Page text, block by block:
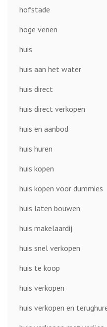
hofstade
hoge venen
huis
huis aan het water
huis direct
huis direct verkopen
huis en aanbod
huis huren
huis kopen
huis kopen voor dummies
huis laten bouwen
huis makelaardij
huis snel verkopen
huis te koop
huis verkopen
huis verkopen en